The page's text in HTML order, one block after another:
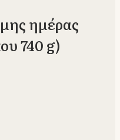
ημέρας
740 g)